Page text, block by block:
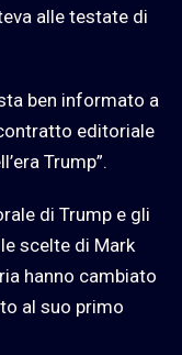
alle testate di
ben informato a
editoriale
Trump”.
di Trump e gli
scelte di Mark
hanno cambiato
al suo primo